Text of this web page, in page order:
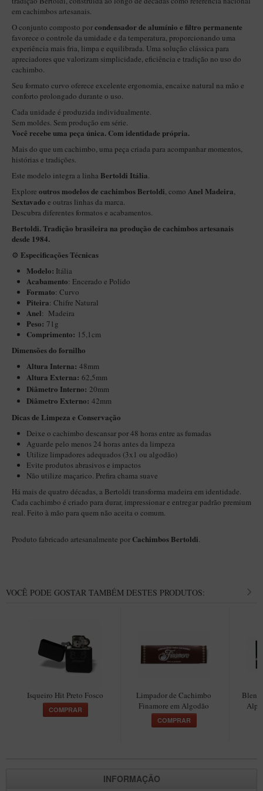
New Rose Polido
Petrus
Piccolo
Premium
Sextavado
Zuccardi
Callia
Encerado
Hobby
Speciale
BB Liso e Rústico
Elite Longo
Barolo
CACHIMBOS ARTESANAIS DE BRIAR ITALIANO
Maestro – Briar Italiano
Churchwarden – Briar Italiano
Jateado
Maestro Compacto – Briar Italiano
MONTE SEU KIT/INICIANTES
Blends Para Cachimbo
Cachimbos
Filtros
Isqueiros
em cachimbos artesanais.
O conjunto composto porcondensador de alumínio e filtro permanente
favorece o controle da umidade e da temperatura, proporcionando uma
experiência mais fria, limpa e equilibrada. Uma solução clássica para
apreciadores que valorizam simplicidade, eficiência e tradição no uso do
cachimbo.
Seu formato curvo oferece excelente ergonomia, encaixe natural na mão e
conforto prolongado durante o uso.
Cada unidade é produzida individualmente.
Sem moldes. Sem produção em série.
Você recebe uma peça única. Com identidade própria.
Mais do que um cachimbo, uma peça criada para acompanhar momentos,
histórias e tradições.
Este modelo integra a linha Bertoldi Itália.
Explore outros modelos de cachimbos Bertoldi, como Anel Madeira,
Sextavado e outras linhas da marca.
Descubra diferentes formatos e acabamentos.
Bertoldi. Tradição brasileira na produção de cachimbos artesanais
desde 1984.
⚙️ Especificações Técnicas
Modelo: Itália
Acabamento: Encerado e Polido
Formato: Curvo
Piteira: Chifre Natural
Anel: Madeira
Peso: 71g
Comprimento: 15,1cm
Dimensões do fornilho
Altura Interna: 48mm
Altura Externa: 62,5mm
Diâmetro Interno: 20mm
Diâmetro Externo: 42mm
​​Dicas de Limpeza e Conservação
Deixe o cachimbo descansar por 48 horas entre as fumadas
Aguarde pelo menos 24 horas antes da limpeza
Utilize limpadores adequados (3x1 ou algodão)
Evite produtos abrasivos e impactos
Não utilize maçarico. Prefira chama suave
Há mais de quatro décadas, a Bertoldi transforma madeira em identidade.
Cada cachimbo é criado para durar, impressionar e entregar padrão premium
real. Feito à mão para quem não aceita o comum.
Produto fabricado artesanalmente por Cachimbos Bertoldi.
VOCÊ PODE GOSTAR TAMBÉM DESTES PRODUTOS:
Isqueiro Hit Preto Fosco
COMPRAR
Limpador de Cachimbo
Finamore em Algodão
COMPRAR
Blend
INFORMAÇÃO